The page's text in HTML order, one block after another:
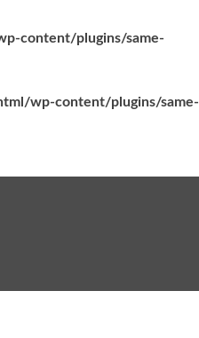
content/plugins/same-
wp-content/plugins/same-